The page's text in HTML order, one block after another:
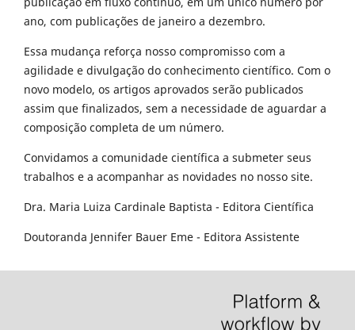
ano, com publicações de janeiro a dezembro.
Essa mudança reforça nosso compromisso com a
agilidade e divulgação do conhecimento científico. Com o
novo modelo, os artigos aprovados serão publicados
assim que finalizados, sem a necessidade de aguardar a
composição completa de um número.
Convidamos a comunidade científica a submeter seus
trabalhos e a acompanhar as novidades no nosso site.
Dra. Maria Luiza Cardinale Baptista - Editora Científica
Doutoranda Jennifer Bauer Eme - Editora Assistente